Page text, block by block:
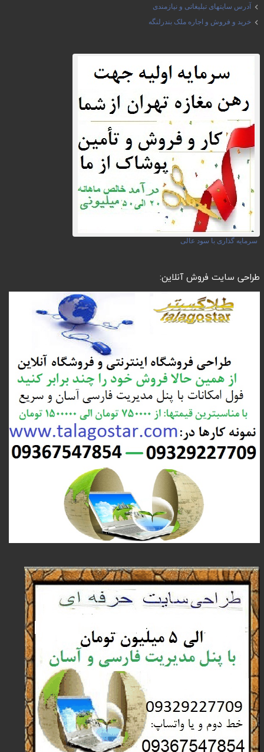
آدرس سایتهای تبلیغاتی و نیازمندی
خرید و فروش و اجاره ملک بندرلنگه
سرمایه گذاری با سود عالی
طراحی سایت فروش آنلاین: